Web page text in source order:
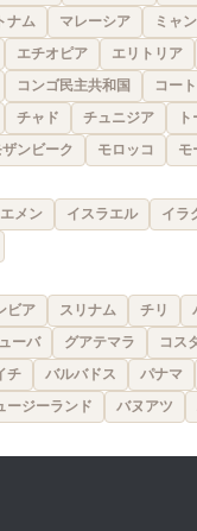
ナム マレーシア ミャ
エチオピア エリトリア
コンゴ民主共和国 コー
チャド チュニジア
ザンビーク モロッコ モ
メン イスラエル イラ
ビア スリナム チリ
ーバ グアテマラ コス
チ バルバドス パナマ
ージーランド バヌアツ